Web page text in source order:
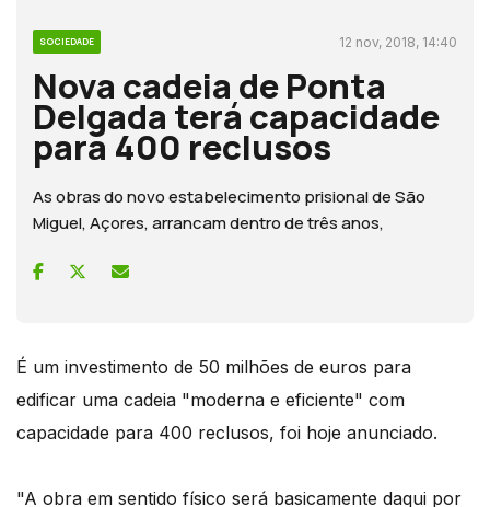
SOCIEDADE 12 nov, 2018, 14:40
Nova cadeia de Ponta
Delgada terá capacidade
para 400 reclusos
As obras do novo estabelecimento prisional de São
Miguel, Açores, arrancam dentro de três anos,
É um investimento de 50 milhões de euros para
edificar uma cadeia "moderna e eficiente" com
capacidade para 400 reclusos, foi hoje anunciado.
"A obra em sentido físico será basicamente daqui por